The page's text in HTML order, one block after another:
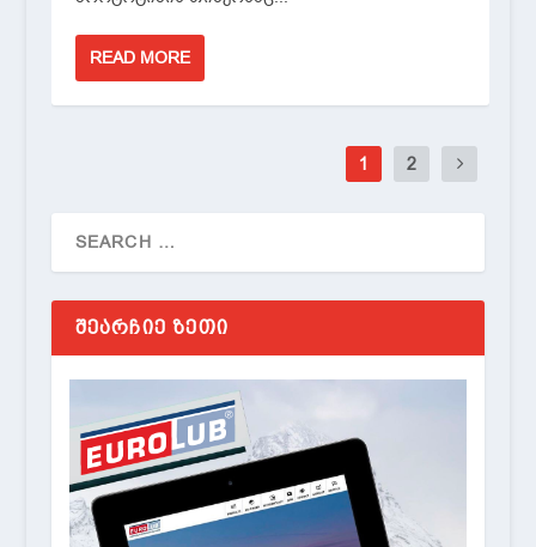
READ MORE
1 2
ᲨᲔᲐᲠᲩᲘᲔ ᲖᲔᲗᲘ